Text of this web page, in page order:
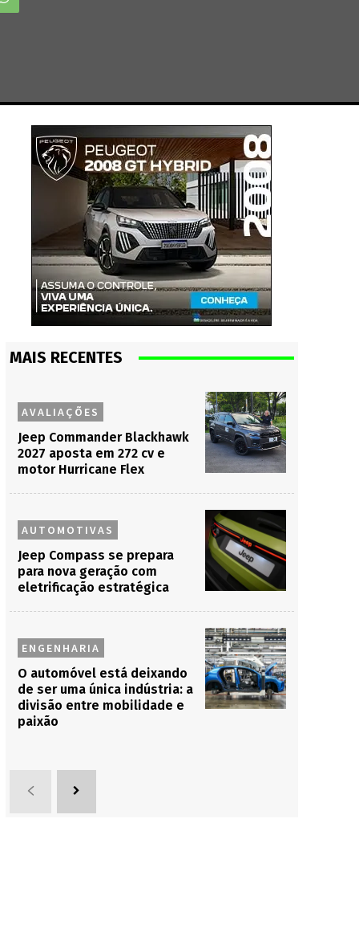
MAIS RECENTES
AVALIAÇÕES
Jeep Commander Blackhawk
2027 aposta em 272 cv e
motor Hurricane Flex
AUTOMOTIVAS
Jeep Compass se prepara
para nova geração com
eletrificação estratégica
ENGENHARIA
O automóvel está deixando
de ser uma única indústria: a
divisão entre mobilidade e
paixão